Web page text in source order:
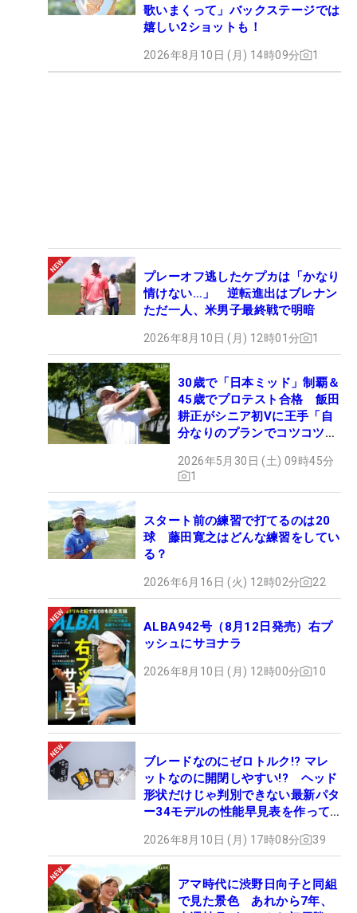
歌いまくって」バックステージでは
嬉しい2ショットも！
2026年8月10日 (月) 14時09分 1
プレーオフ逃したケプカは「かなり
情けない…」 逆転進出はブレナン
ただ一人、米男子最終戦で明暗
2026年8月10日 (月) 12時01分 1
30歳で「日本ミッド」制覇＆
45歳でプロテスト合格 飯田
耕正がシニア初Vに王手「自
分なりのプランでコツコツ
2026年5月30日 (土) 09時45分
1
スタート前の練習で打てるのは20
球 藤田寛之はどんな練習をしてい
る？
2026年6月16日 (火) 12時02分 22
ALBA942号（8月12日発売）右プ
ッシュにサヨナラ
2026年8月10日 (月) 12時00分 10
ブレードなのにゼロトルク!? マレ
ットなのに開閉しやすい!? ヘッド
形状だけじゃ判別できない最新パタ
ー34モデルの性能早見表を作って
2026年8月10日 (月) 17時08分 39
アマ時代に渋野日向子と同組
で見た景色 あれから7年、